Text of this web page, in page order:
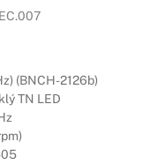
(BNCH-2126b)
TN LED